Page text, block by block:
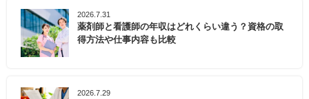
2026.7.31
薬剤師と看護師の年収はどれくらい違う？資格の取
得方法や仕事内容も比較
2026.7.29